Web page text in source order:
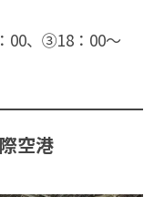
00、③18：00〜
空港